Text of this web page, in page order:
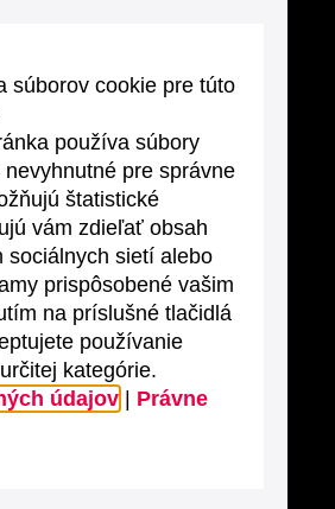
súborov cookie pre túto
používa súbory
pre správne
štatistické
vám zdieľať obsah
sociálnych sietí alebo
prispôsobené vašim
na príslušné tlačidlá
používanie
kategórie.
údajov
Právne